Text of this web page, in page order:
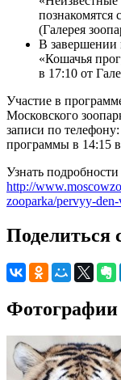
познакомятся
(Галерея
В завершении
«Кошачья
в 17:10 от
Участие в
Московского
записи по
программы в 14:15
Узнать
http://
zooparka/pervyy-
Поделиться